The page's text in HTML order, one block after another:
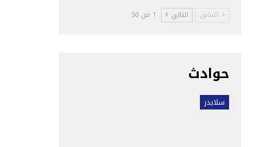
السابق
التالي 1 من 50
حوادث
سلايدر